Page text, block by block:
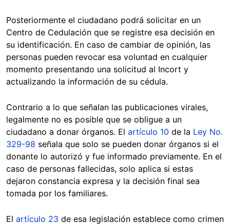
Posteriormente el ciudadano podrá solicitar en un
Centro de Cedulación que se registre esa decisión en
su identificación. En caso de cambiar de opinión, las
personas pueden revocar esa voluntad en cualquier
momento presentando una solicitud al Incort y
actualizando la información de su cédula.
Contrario a lo que señalan las publicaciones virales,
legalmente no es posible que se obligue a un
ciudadano a donar órganos. El artículo 10 de la Ley No.
329-98 señala que solo se pueden donar órganos si el
donante lo autorizó y fue informado previamente. En el
caso de personas fallecidas, solo aplica si estas
dejaron constancia expresa y la decisión final sea
tomada por los familiares.
El artículo 23 de esa legislación establece como crimen